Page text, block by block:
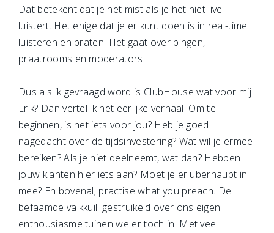
Dat betekent dat je het mist als je het niet live
luistert. Het enige dat je er kunt doen is in real-time
luisteren en praten. Het gaat over pingen,
praatrooms en moderators.
Dus als ik gevraagd word is ClubHouse wat voor mij
Erik? Dan vertel ik het eerlijke verhaal. Om te
beginnen, is het iets voor jou? Heb je goed
nagedacht over de tijdsinvestering? Wat wil je ermee
bereiken? Als je niet deelneemt, wat dan? Hebben
jouw klanten hier iets aan? Moet je er überhaupt in
mee? En bovenal; practise what you preach. De
befaamde valkkuil: gestruikeld over ons eigen
enthousiasme tuinen we er toch in. Met veel